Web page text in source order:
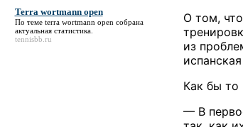
Terra wortmann open
По теме terra wortmann open собрана
актуальная статистика.
tennisbb.ru
О том,
из
Как бы то
— В